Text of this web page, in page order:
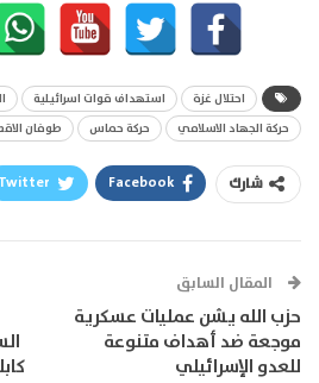
احتلال غزة استهداف قوات اسرائيلية
حركة الجهاد الاسلامي
حركة حماس طوفان
شارك Facebook
Twitter
المقال السابق
حزب الله يشن عمليات عسكرية
موجعة ضد أهداف متنوعة
للعدو الإسرائيلي